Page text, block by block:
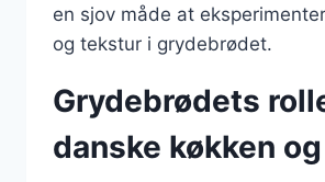
en sjov måde at
og tekstur i grydebrødet.
Grydebrødets
danske køkken